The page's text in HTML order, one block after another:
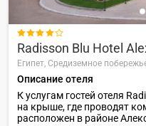

Radisson Blu Hotel
Египет, Средиземное
Описание отеля
К услугам гостей отеля
на крыше, где проводят
расположен в районе